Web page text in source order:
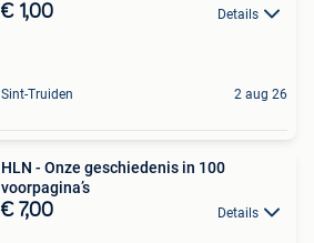
€ 1,00 Details
Sint-Truiden 2 aug 26
HLN - Onze geschiedenis in 100
voorpagina’s
€ 7,00 Details